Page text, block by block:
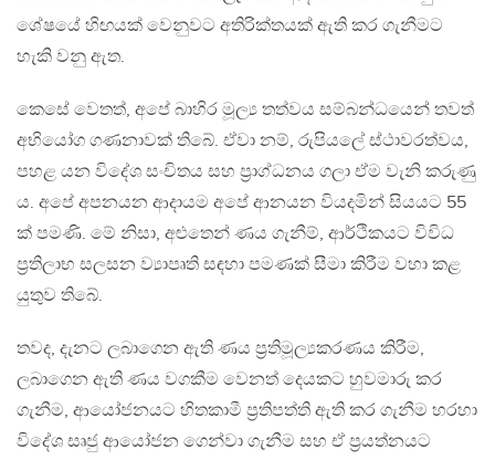
ශේෂයේ හිඟයක් වෙනුවට අතිරික්තයක් ඇති කර ගැනීමට
හැකි වනු ඇත.
කෙසේ වෙතත්, අපේ බාහිර මූල්‍ය තත්වය සම්බන්ධයෙන් තවත්
අභියෝග ගණනාවක් තිබේ. ඒවා නම්, රුපියලේ ස්ථාවරත්වය,
පහළ යන විදේශ සංචිතය සහ ප‍්‍රාග්ධනය ගලා ඒම වැනි කරුණු
ය. අපේ අපනයන ආදායම අපේ ආනයන වියදමින් සියයට 55
ක් පමණි. මේ නිසා, අළුතෙන් ණය ගැනීම්, ආර්ථිකයට විවිධ
ප‍්‍රතිලාභ සලසන ව්‍යාපෘති සඳහා පමණක් සීමා කිරීම වහා කළ
යුතුව තිබේ.
තවද, දැනට ලබාගෙන ඇති ණය ප‍්‍රතිමූල්‍යකරණය කිරීම,
ලබාගෙන ඇති ණය වගකීම වෙනත් දෙයකට හුවමාරු කර
ගැනීම, ආයෝජනයට හිතකාමී ප‍්‍රතිපත්ති ඇති කර ගැනීම හරහා
විදේශ සෘජු ආයෝජන ගෙන්වා ගැනීම සහ ඒ ප‍්‍රයත්නයට